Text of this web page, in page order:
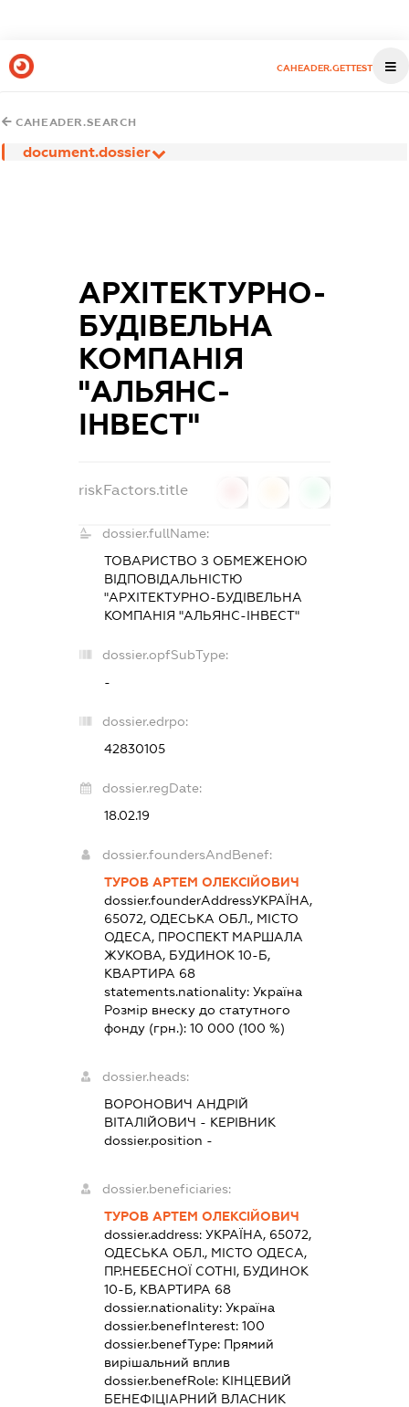
CAHEADER.GETTEST
CAHEADER.SEARCH
document.dossier
АРХІТЕКТУРНО-
БУДІВЕЛЬНА
КОМПАНІЯ
"АЛЬЯНС-
ІНВЕСТ"
riskFactors.title
dossier.fullName:
ТОВАРИСТВО З ОБМЕЖЕНОЮ
ВІДПОВІДАЛЬНІСТЮ
"АРХІТЕКТУРНО-БУДІВЕЛЬНА
КОМПАНІЯ "АЛЬЯНС-ІНВЕСТ"
dossier.opfSubType:
-
dossier.edrpo:
42830105
dossier.regDate:
18.02.19
dossier.foundersAndBenef:
ТУРОВ АРТЕМ ОЛЕКСІЙОВИЧ
dossier.founderAddressУКРАЇНА,
65072, ОДЕСЬКА ОБЛ., МІСТО
ОДЕСА, ПРОСПЕКТ МАРШАЛА
ЖУКОВА, БУДИНОК 10-Б,
КВАРТИРА 68
statements.nationality: Україна
Розмір внеску до статутного
фонду (грн.): 10 000 (100 %)
dossier.heads:
ВОРОНОВИЧ АНДРІЙ
ВІТАЛІЙОВИЧ - КЕРІВНИК
dossier.position -
dossier.beneficiaries:
ТУРОВ АРТЕМ ОЛЕКСІЙОВИЧ
dossier.address: УКРАЇНА, 65072,
ОДЕСЬКА ОБЛ., МІСТО ОДЕСА,
ПР.НЕБЕСНОЇ СОТНІ, БУДИНОК
10-Б, КВАРТИРА 68
dossier.nationality: Україна
dossier.benefInterest: 100
dossier.benefType: Прямий
вирішальний вплив
dossier.benefRole: КІНЦЕВИЙ
БЕНЕФІЦІАРНИЙ ВЛАСНИК